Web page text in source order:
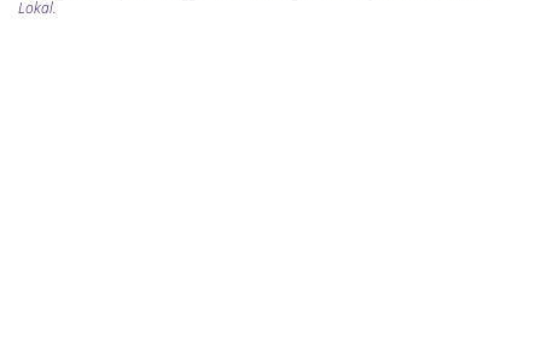
Lokal.